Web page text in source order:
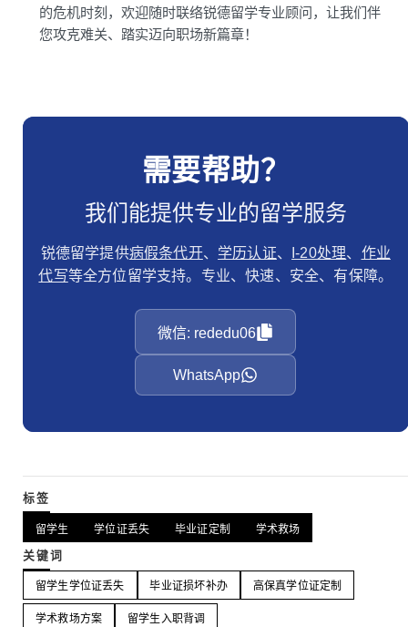
的危机时刻，欢迎随时联络锐德留学专业顾问，让我们伴
您攻克难关、踏实迈向职场新篇章！
需要帮助？
我们能提供专业的留学服务
锐德留学提供病假条代开、 学历认证、 I-20处理、 作业
代写等全方位留学支持。专业、快速、安全、有保障。
微信: rededu06
WhatsApp
标签
留学生 学位证丢失 毕业证定制 学术救场
关键词
留学生学位证丢失 毕业证损坏补办 高保真学位证定制
学术救场方案 留学生入职背调